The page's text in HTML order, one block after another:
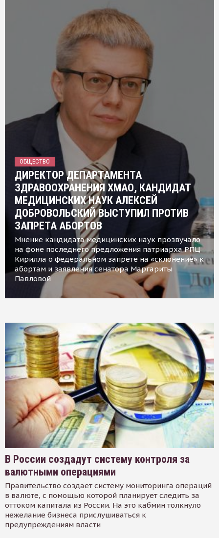
ОБЩЕСТВО
ДИРЕКТОР ДЕПАРТАМЕНТА
ЗДРАВООХРАНЕНИЯ ХМАО, КАНДИДАТ
МЕДИЦИНСКИХ НАУК АЛЕКСЕЙ
ДОБРОВОЛЬСКИЙ ВЫСТУПИЛ ПРОТИВ
ЗАПРЕТА АБОРТОВ
Мнение кандидата медицинских наук прозвучало
на фоне последнего предложения патриарха РПЦ
Кирилла о федеральном запрете на «склонение» к
абортам и заявления сенатора Маргариты
Павловой
В России создадут систему контроля за
валютными операциями
Правительство создает систему мониторинга операций
в валюте, с помощью которой планирует следить за
оттоком капитала из России. На это кабмин толкнуло
нежелание бизнеса прислушиваться к
предупреждениям власти